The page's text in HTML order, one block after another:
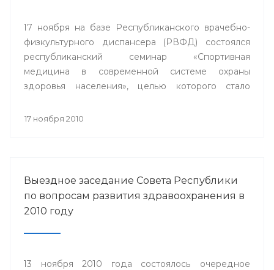
17 ноября на базе Республиканского врачебно-
физкультурного диспансера (РВФД) состоялся
республиканский семинар «Спортивная
медицина в современной системе охраны
здоровья населения», целью которого стало
службы.
17 ноября 2010
Выездное заседание Совета Республики
по вопросам развития здравоохранения в
2010 году
13 ноября 2010 года состоялось очередное